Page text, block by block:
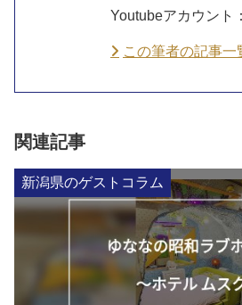
Youtubeアカウント：
この筆者の記事一
関連記事
新潟県のゲストコラム